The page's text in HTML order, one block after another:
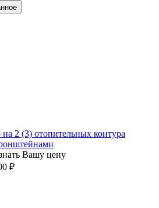
2 (3) отопительных контура
Вашу цену
₽